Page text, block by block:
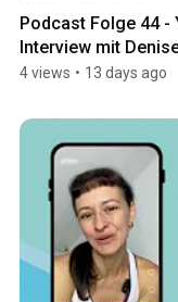
Podcast Folge 44 -
Interview mit
4 views • 13 days ago